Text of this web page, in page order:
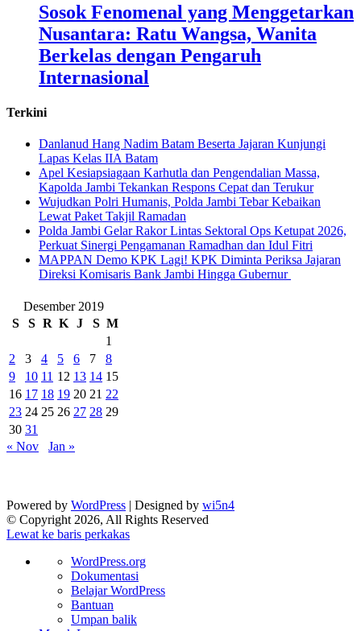
Sosok Fenomenal yang Menggetarkan
Nusantara: Ratu Wangsa, Wanita
Berkelas dengan Pengaruh
Internasional
Terkini
Danlanud Hang Nadim Batam Beserta Jajaran Kunjungi
Lapas Kelas IIA Batam
Apel Kesiapsiagaan Karhutla dan Pengendalian Massa,
Kapolda Jambi Tekankan Respons Cepat dan Terukur
Wujudkan Polri Humanis, Polda Jambi Tebar Kebaikan
Lewat Paket Takjil Ramadan
Polda Jambi Gelar Rakor Lintas Sektoral Ops Ketupat 2026,
Perkuat Sinergi Pengamanan Ramadhan dan Idul Fitri
‎MAPPAN Demo KPK Lagi! KPK Diminta Periksa Jajaran
Direksi Komisaris Bank Jambi Hingga Gubernur ‎
Desember 2019
S
S R K J S M
1
2
3 4 5 6 7
8
9
10 11 12 13 14 15
16 17 18 19 20 21 22
23 24 25 26 27 28 29
30 31
« Nov
Jan »
Powered by WordPress | Designed by wi5n4
© Copyright 2026, All Rights Reserved
Lewat ke baris perkakas
Tentang
WordPress
WordPress.org
Dokumentasi
Belajar WordPress
Bantuan
Umpan balik